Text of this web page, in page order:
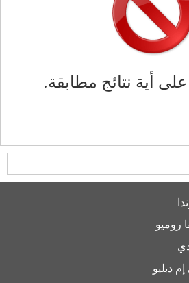
على أية نتائج مطابقة.
روميو
دبليو